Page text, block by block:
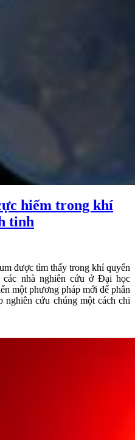
hiếm trong khí
tinh
được tìm thấy trong khí quyển
nhà nghiên cứu ở Đại học
một phương pháp mới để phân
nghiên cứu chúng một cách chi